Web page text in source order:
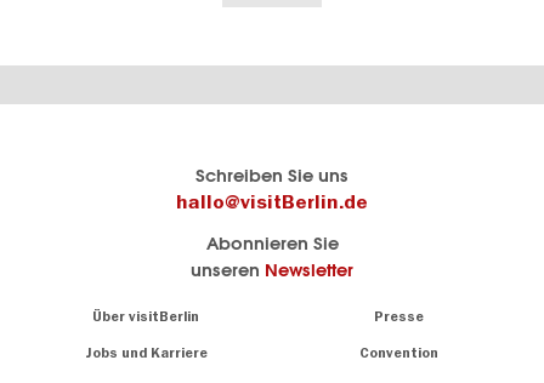
Schreiben Sie uns
hallo@visitBerlin.de
Abonnieren Sie
unseren Newsletter
Über visitBerlin Presse
Jobs und Karriere Convention
sind
für Sie da.
Insidertipps